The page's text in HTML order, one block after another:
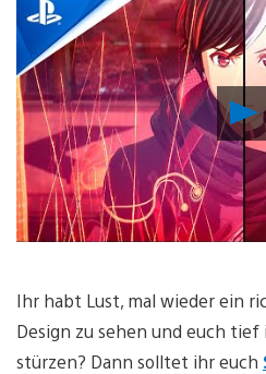
Ihr habt Lust, mal wieder ein
Design zu sehen und euch tief
stürzen? Dann solltet ihr euch